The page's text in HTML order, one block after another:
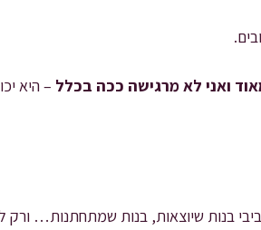
ואני לא מרגישה ככה בכלל – היא
בנות שיוצאות, בנות שמתחתנות… ורק